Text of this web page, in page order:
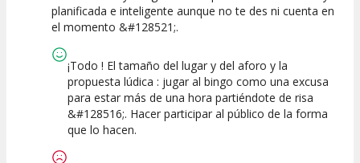
Calidad del
Puesta en
planificada e inteligente aunque no te des ni cuenta en
el momento &#128521;.
¡Todo ! El tamaño del lugar y del aforo y la
propuesta lúdica : jugar al bingo como una excusa
para estar más de una hora partiéndote de risa
&#128516;. Hacer participar al público de la forma
que lo hacen.